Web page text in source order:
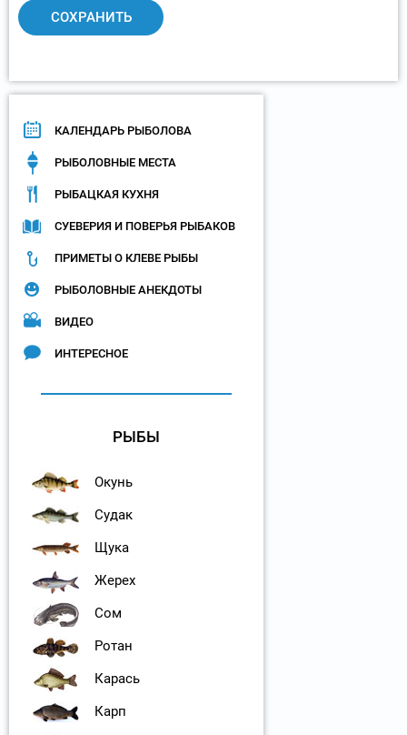
КАЛЕНДАРЬ РЫБОЛОВА
РЫБОЛОВНЫЕ МЕСТА
РЫБАЦКАЯ КУХНЯ
СУЕВЕРИЯ И ПОВЕРЬЯ РЫБАКОВ
ПРИМЕТЫ О КЛЕВЕ РЫБЫ
РЫБОЛОВНЫЕ АНЕКДОТЫ
ВИДЕО
ИНТЕРЕСНОЕ
РЫБЫ
Окунь
Судак
Щука
Жерех
Сом
Ротан
Карась
Карп